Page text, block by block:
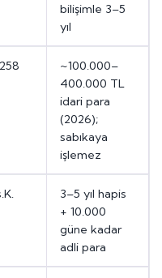
bilişimle 3–5
yıl
~100.000–
400.000 TL
idari para
(2026);
sabıkaya
işlemez
3–5 yıl hapis
+ 10.000
güne kadar
adli para